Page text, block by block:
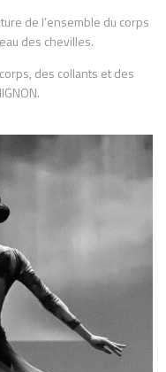
de l’ensemble du corps
des chevilles.
des collants et des